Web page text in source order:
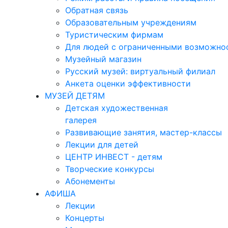
Обратная связь
Образовательным учреждениям
Туристическим фирмам
Для людей с ограниченными
Музейный магазин
Русский музей: виртуальный филиал
Анкета оценки эффективности
МУЗЕЙ ДЕТЯМ
Детская художественная
галерея
Развивающие занятия, мастер-классы
Лекции для детей
ЦЕНТР ИНВЕСТ - детям
Творческие конкурсы
Абонементы
АФИША
Лекции
Концерты